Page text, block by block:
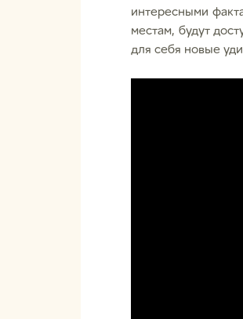
интересными
местам, будут
для себя новые